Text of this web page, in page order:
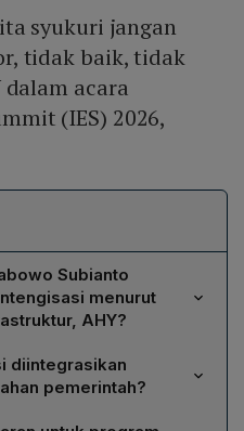
syukuri jangan
tidak baik, tidak
acara
(IES) 2026,
Subianto
menurut
AHY?
Prabowo
Indonesia harus
yang bersih, tertata,
seng yang sering
diintegrasikan
pemerintah?
akan